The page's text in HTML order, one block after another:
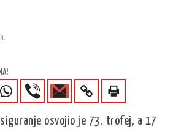
osvojio je 73. trofej, a 17